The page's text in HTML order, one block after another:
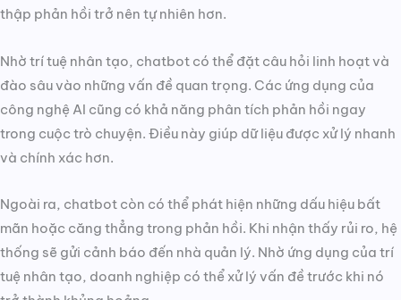
thập phản hồi trở nên tự nhiên hơn.
Nhờ trí tuệ nhân tạo, chatbot có thể đặt câu hỏi linh hoạt và
đào sâu vào những vấn đề quan trọng. Các ứng dụng của
công nghệ AI cũng có khả năng phân tích phản hồi ngay
trong cuộc trò chuyện. Điều này giúp dữ liệu được xử lý nhanh
và chính xác hơn.
Ngoài ra, chatbot còn có thể phát hiện những dấu hiệu bất
mãn hoặc căng thẳng trong phản hồi. Khi nhận thấy rủi ro, hệ
thống sẽ gửi cảnh báo đến nhà quản lý. Nhờ ứng dụng của trí
tuệ nhân tạo, doanh nghiệp có thể xử lý vấn đề trước khi nó